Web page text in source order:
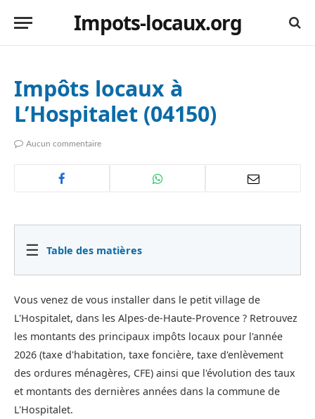
Impots-locaux.org
Impôts locaux à
L’Hospitalet (04150)
Aucun commentaire
☰ Table des matières
Vous venez de vous installer dans le petit village de
L'Hospitalet, dans les Alpes-de-Haute-Provence ? Retrouvez
les montants des principaux impôts locaux pour l'année
2026 (taxe d'habitation, taxe foncière, taxe d'enlèvement
des ordures ménagères, CFE) ainsi que l'évolution des taux
et montants des dernières années dans la commune de
L'Hospitalet.